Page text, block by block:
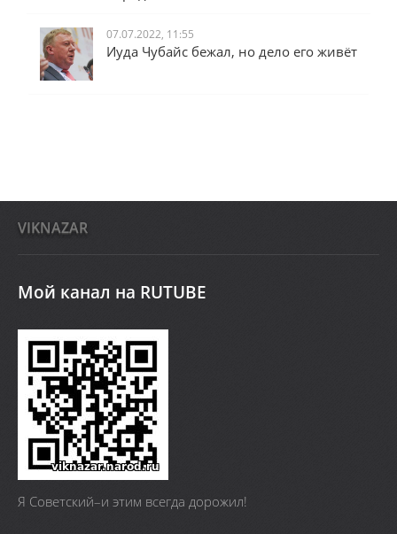
07.07.2022, 11:55
Иуда Чубайс бежал, но дело его живёт
VIKNAZAR
Мой канал на RUTUBE
Я Cоветский–и этим всегда дорожил!